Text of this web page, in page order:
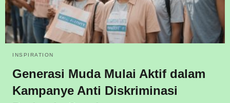
INSPIRATION
Generasi Muda Mulai Aktif dalam
Kampanye Anti Diskriminasi